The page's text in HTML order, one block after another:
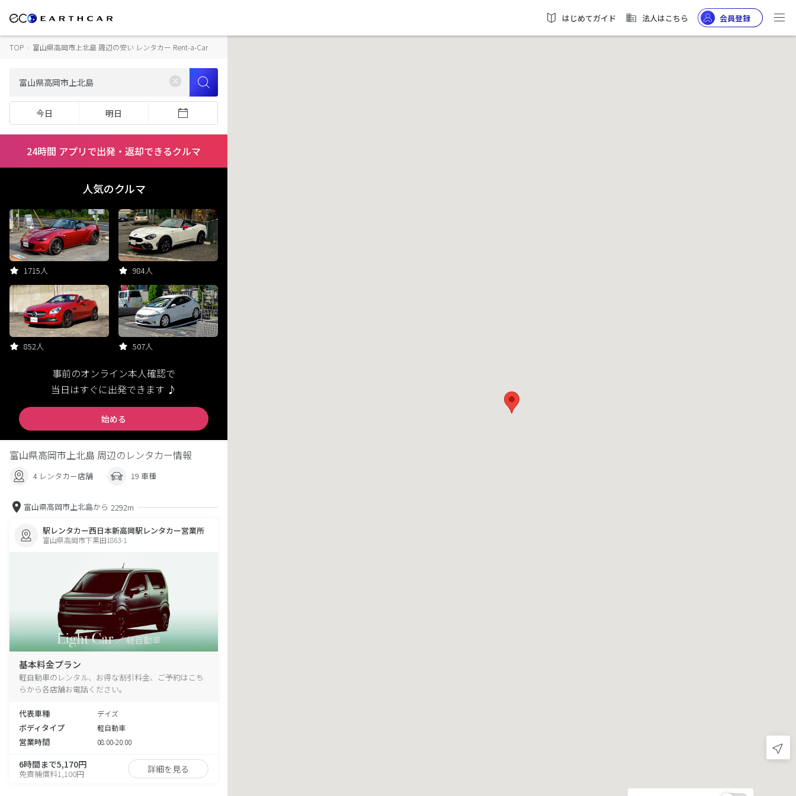
はじめてガイド 法人はこちら 会員登録
TOP › 富山県高岡市上北島 周辺の安い レンタカー Rent-a-Car
今日 明日
24時間 アプリで出発・返却できるクルマ
人気のクルマ
1715人 984人
852人 507人
事前のオンライン本人確認で
当日はすぐに出発できます ♪
始める
富山県高岡市上北島 周辺のレンタカー情報
4 レンタカー店舗 19 車種
富山県高岡市上北島から 2292m
駅レンタカー西日本新高岡駅レンタカー営業所
富山県高岡市下黒田1863-1
基本料金プラン
軽自動車のレンタル、お得な割引料金、ご予約はこち
らから各店舗お電話ください。
代表車種 デイズ
ボディタイプ 軽自動車
営業時間 08:00-20:00
6時間まで5,170円
免責補償料1,100円 詳細を見る